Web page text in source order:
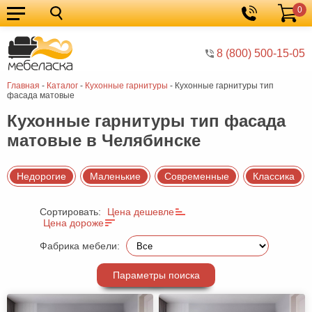
8 (800) 500-15-05
Корзина
0
Главная - Каталог - Кухонные гарнитуры - Кухонные гарнитуры тип
фасада матовые
Кухонные
гарнитуры
Мебель
для
кухни
Мебель
для
спальни
Кровати
Шкафы
Диваны
Мягкая
мебель
Детская
мебель
Мебель
Кухонные гарнитуры тип фасада
матовые в Челябинске
Недорогие Маленькие Современные Классика
Сортировать:
Цена дешевле
Цена дороже
Фабрика мебели:
Параметры поиска